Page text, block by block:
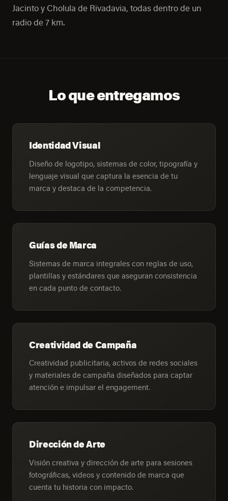
Jacinto y Cholula de Rivadavia, todas dentro de un
radio de 7 km.
Lo que entregamos
Identidad Visual
Diseño de logotipo, sistemas de color, tipografía y
lenguaje visual que captura la esencia de tu
marca y destaca de la competencia.
Guías de Marca
Sistemas de marca integrales con reglas de uso,
plantillas y estándares que aseguran consistencia
en cada punto de contacto.
Creatividad de Campaña
Creatividad publicitaria, activos de redes sociales
y materiales de campaña diseñados para captar
atención e impulsar el engagement.
Dirección de Arte
Visión creativa y dirección de arte para sesiones
fotográficas, videos y contenido de marca que
cuenta tu historia con impacto.